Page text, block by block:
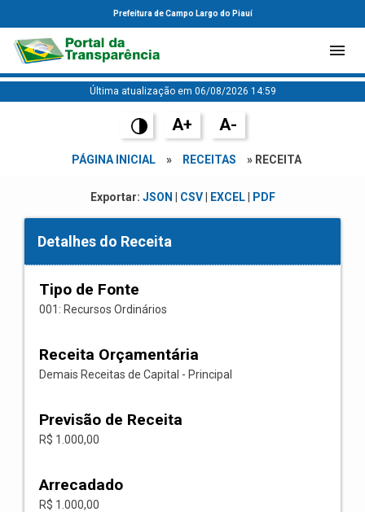
Prefeitura de Campo Largo do Piauí
Última atualização em 06/08/2026 14:59
A+ A-
PÁGINA INICIAL » RECEITAS » RECEITA
Exportar: JSON CSV| EXCEL| PDF
Detalhes do Receita
Tipo de Fonte
001: Recursos Ordinários
Receita Orçamentária
Demais Receitas de Capital - Principal
Previsão de Receita
R$ 1.000,00
Arrecadado
R$ 1.000,00